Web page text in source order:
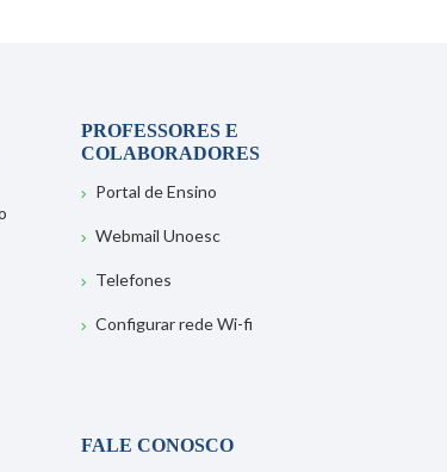
PROFESSORES E
COLABORADORES
Portal de Ensino
Webmail Unoesc
Telefones
Configurar rede Wi-fi
FALE CONOSCO